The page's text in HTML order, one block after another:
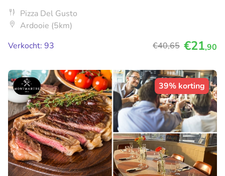
Pizza Del Gusto
Ardooie (5km)
Verkocht: 93
€40,65 €21,90
39% korting